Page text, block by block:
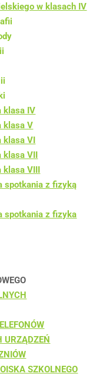
w klasach IV
klasa IV
klasa V
klasa VI
klasa VII
klasa VIII
spotkania z fizyką
spotkania z fizyka
URZĄDZEŃ
SZKOLNEGO